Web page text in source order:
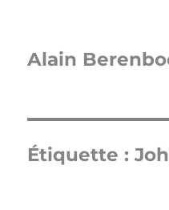
Alain
Étiquette :